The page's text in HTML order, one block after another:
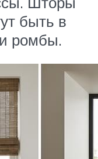
быть в
ромбы.